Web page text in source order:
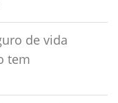
de vida
tem